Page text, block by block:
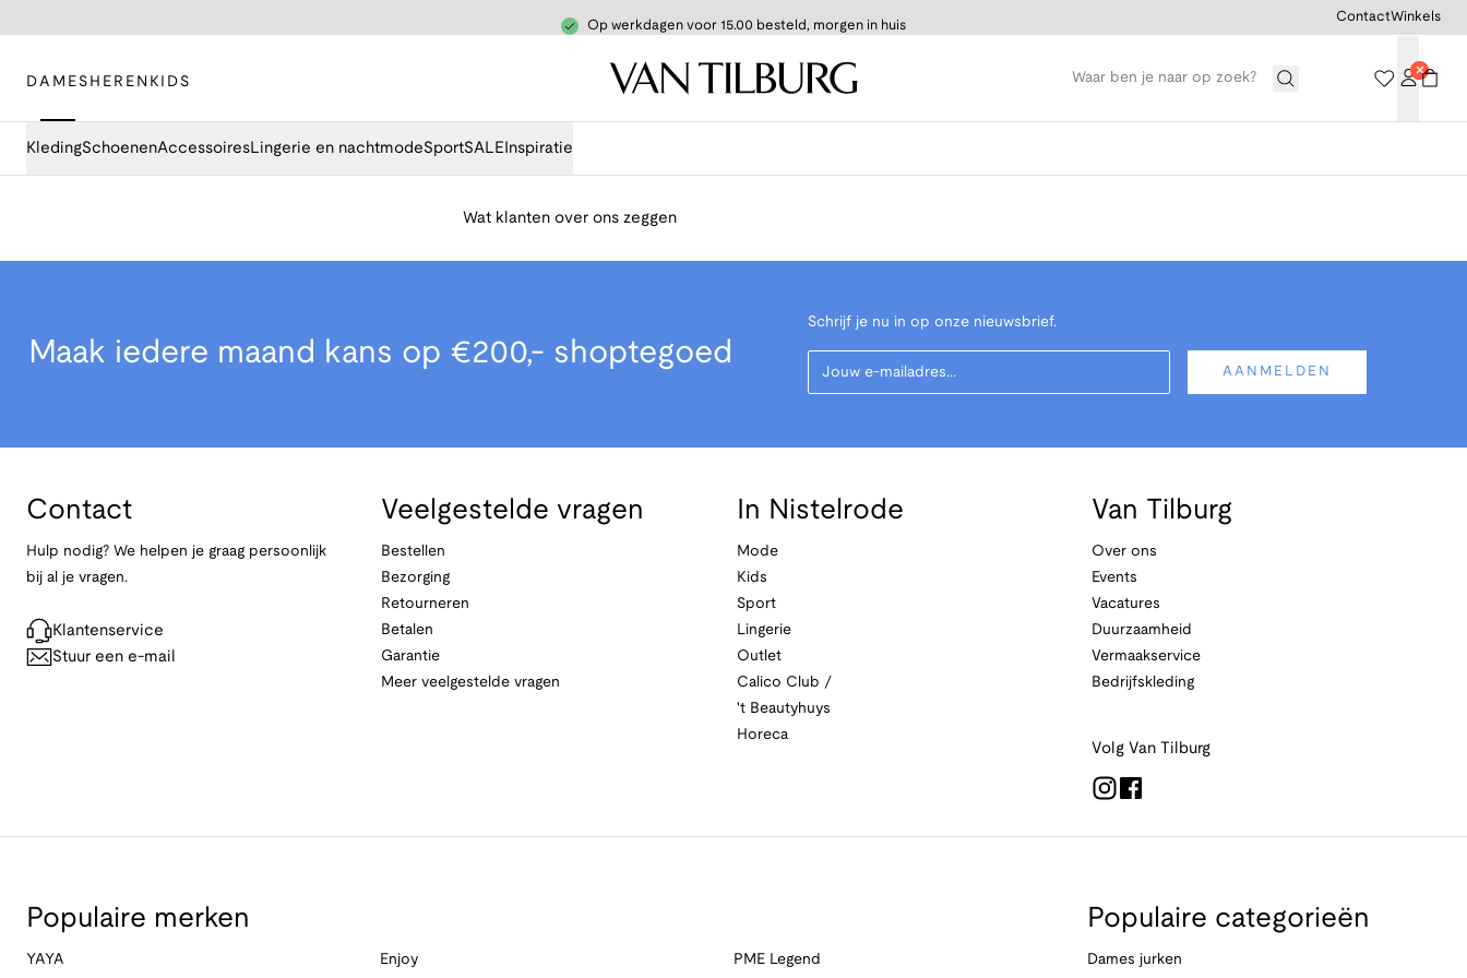
Op werkdagen voor 15.00 besteld, morgen in huis
DAMES HEREN KIDS
KledingSchoenenAccessoiresLingerie en nachtmodeSportSALE Inspiratie
ContactWinkels
Wat klanten over ons zeggen
Maak iedere maand kans op €200,- shoptegoed
Schrijf je nu in op onze nieuwsbrief.
Your Email
AANMELDEN
Contact
Hulp nodig? We helpen je graag persoonlijk
bij al je vragen.
Klantenservice
Stuur een e-mail
Veelgestelde vragen
Bestellen
Bezorging
Retourneren
Betalen
Garantie
Meer veelgestelde vragen
In Nistelrode
Mode
Kids
Sport
Lingerie
Outlet
Calico Club /
't Beautyhuys
Horeca
Van Tilburg
Over ons
Events
Vacatures
Duurzaamheid
Vermaakservice
Bedrijfskleding
Volg Van Tilburg
Populaire merken
YAYA Enjoy PME Legend
Populaire categorieën
Dames jurken